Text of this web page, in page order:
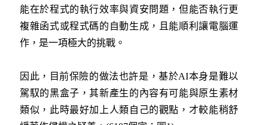
能在於程式的執行效率與資安問題，但能否執行更
複雜函式或程式碼的自動生成，且能順利讓電腦運
作，是一項極大的挑戰。
因此，目前保險的做法也許是，基於AI本身是難以
駕馭的黑盒子，其新產生的內容有可能與原生素材
類似，此時最好加上人類自己的觀點，才較能稍舒